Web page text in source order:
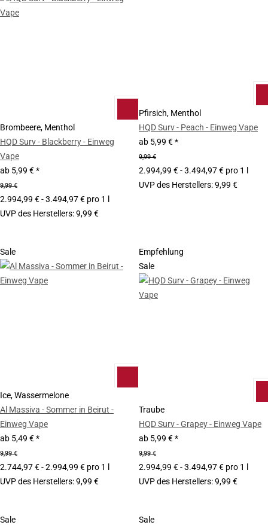
Brombeere, Menthol
HQD Surv - Blackberry - Einweg
Vape
ab 5,99 €*
9,99 €
2.994,99 € - 3.494,97 € pro 1 l
UVP des Herstellers:9,99 €
Pfirsich, Menthol
HQD Surv - Peach - Einweg Vape
ab 5,99 €*
9,99 €
2.994,99 € - 3.494,97 € pro 1 l
UVP des Herstellers:9,99 €
Sale
Ice, Wassermelone
Al Massiva - Sommer in Beirut -
Einweg Vape
ab 5,49 €*
9,99 €
2.744,97 € - 2.994,99 € pro 1 l
UVP des Herstellers:9,99 €
Empfehlung
Sale
Traube
HQD Surv - Grapey - Einweg Vape
ab 5,99 €*
9,99 €
2.994,99 € - 3.494,97 € pro 1 l
UVP des Herstellers:9,99 €
Sale Sale